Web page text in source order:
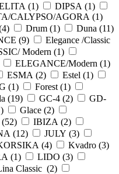
(1) DIPSA (1)
CALYPSO/AGORA (1)
4) Drum (1) Duna (11)
(9)
Elegance /Classic
Modern (1)
ELEGANCE/Modern (1)
ESMA (2) Estel (1)
(1) Forest (1)
(19) GC-4 (2)
GD-
) Glace (2)
(52) IBIZA (2)
(12) JULY (3)
(4) Kvadro (3)
(1) LIDO (3)
Classic (2)